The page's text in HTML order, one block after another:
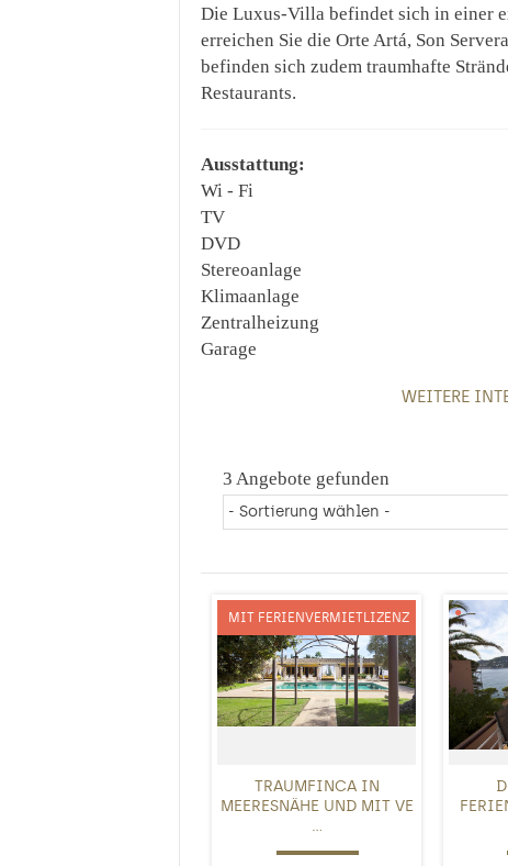
Die Luxus-Villa befindet sich in einer
erreichen Sie die Orte Artá, Son
befinden sich zudem traumhafte
Restaurants.
Ausstattung:
Wi - Fi
TV
DVD
Stereoanlage
Klimaanlage
Zentralheizung
Garage
WEITERE
3 Angebote gefunden
MIT FERIENVERMIETLIZENZ
TRAUMFINCA IN
MEERESNÄHE UND MIT VE
...